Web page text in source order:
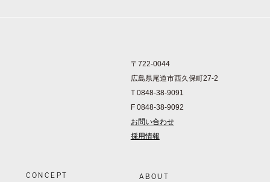
〒722-0044
広島県尾道市西久保町27-2
T 0848-38-9091
F 0848-38-9092
お問い合わせ
採用情報
CONCEPT ABOUT